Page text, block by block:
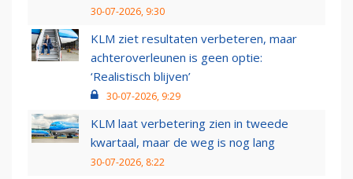
30-07-2026, 9:30
KLM ziet resultaten verbeteren, maar
achteroverleunen is geen optie:
‘Realistisch blijven’
30-07-2026, 9:29
KLM laat verbetering zien in tweede
kwartaal, maar de weg is nog lang
30-07-2026, 8:22